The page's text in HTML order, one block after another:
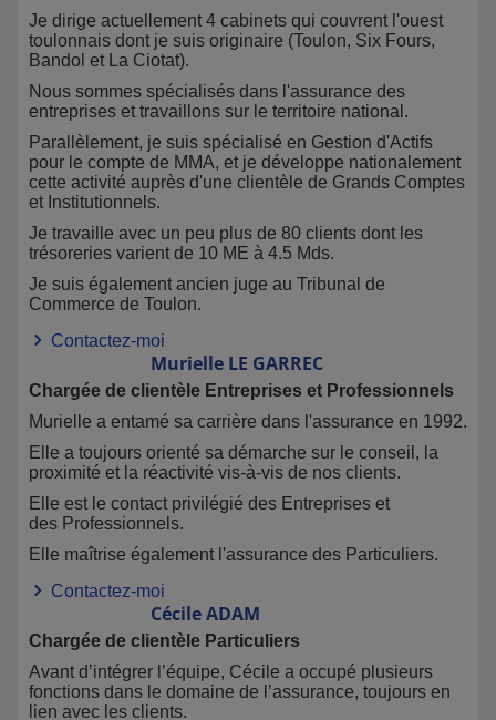
Je dirige actuellement 4 cabinets qui couvrent l'ouest
toulonnais dont je suis originaire (Toulon, Six Fours,
Bandol et La Ciotat).
Nous sommes spécialisés dans l'assurance des
entreprises et travaillons sur le territoire national.
Parallèlement, je suis spécialisé en Gestion d'Actifs
pour le compte de MMA, et je développe nationalement
cette activité auprès d'une clientèle de Grands Comptes
et Institutionnels.
Je travaille avec un peu plus de 80 clients dont les
trésoreries varient de 10 ME à 4.5 Mds.
Je suis également ancien juge au Tribunal de
Commerce de Toulon.
Contactez-moi
Murielle LE GARREC
Chargée de clientèle Entreprises et Professionnels
Murielle a entamé sa carrière dans l'assurance en 1992.
Elle a toujours orienté sa démarche sur le conseil, la
proximité et la réactivité vis-à-vis de nos clients.
Elle est le contact privilégié des Entreprises et
des Professionnels.
Elle maîtrise également l'assurance des Particuliers.
Contactez-moi
CécileADAM
Chargée de clientèle Particuliers
Avant d’intégrer l’équipe, Cécile a occupé plusieurs
fonctions dans le domaine de l’assurance, toujours en
lien avec les clients.